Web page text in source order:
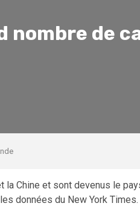
de
la Chine et sont devenus le
données du New York Times.